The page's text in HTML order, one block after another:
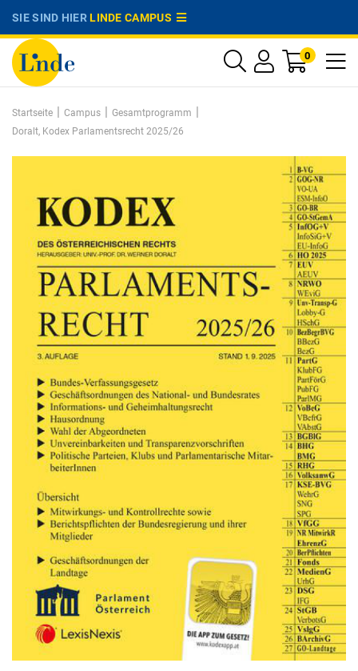
SIE SIND HIERLINDE CAMPUS
0
Startseite | Campus | Gesamtprogramm |
Doralt, Kodex Parlamentsrecht 2025/26